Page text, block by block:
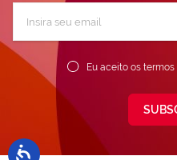
Newsletter:
Eu aceito os termos